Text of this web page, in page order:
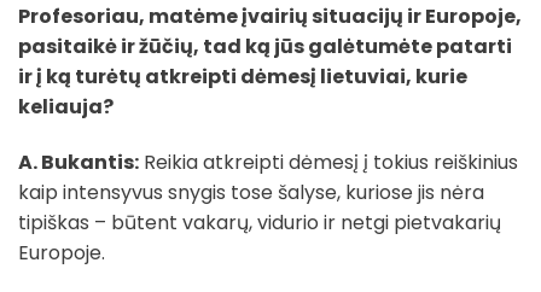
Profesoriau, matėme įvairių situacijų ir Europoje,
pasitaikė ir žūčių, tad ką jūs galėtumėte patarti
ir į ką turėtų atkreipti dėmesį lietuviai, kurie
keliauja?
A. Bukantis: Reikia atkreipti dėmesį į tokius reiškinius
kaip intensyvus snygis tose šalyse, kuriose jis nėra
tipiškas – būtent vakarų, vidurio ir netgi pietvakarių
Europoje.